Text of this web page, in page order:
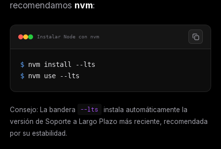
recomendamos nvm:
Instalar Node con nvm
$ nvm install --lts
$ nvm use --lts
Consejo: La bandera --lts
instala automáticamente la
versión de Soporte a Largo Plazo más reciente, recomendada
por su estabilidad.